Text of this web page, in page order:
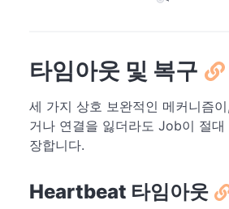
타임아웃 및 복구
세 가지 상호 보완적인 메커니즘
거나 연결을 잃더라도 Job이 절
장합니다.
Heartbeat 타임아웃